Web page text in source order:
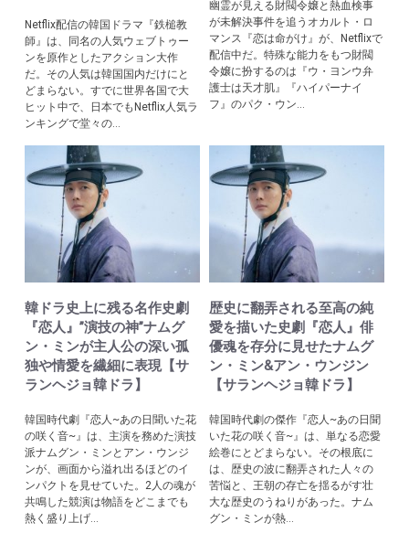
Netflix配信の韓国ドラマ『鉄槌教
師』は、同名の人気ウェブトゥー
ンを原作としたアクション大作
だ。その人気は韓国国内だけにと
どまらない。すでに世界各国で大
ヒット中で、日本でもNetflix人気ラ
ンキングで堂々の...
幽霊が見える財閥令嬢と熱血検事
が未解決事件を追うオカルト・ロ
マンス『恋は命がけ』が、Netflixで
配信中だ。特殊な能力をもつ財閥
令嬢に扮するのは『ウ・ヨンウ弁
護士は天才肌』『ハイパーナイ
フ』のパク・ウン...
韓ドラ史上に残る名作史劇
『恋人』”演技の神”ナムグ
ン・ミンが主人公の深い孤
独や情愛を繊細に表現【サ
ランヘジョ韓ドラ】
韓国時代劇『恋人~あの日聞いた花
の咲く音~』は、主演を務めた演技
派ナムグン・ミンとアン・ウンジ
ンが、画面から溢れ出るほどのイ
ンパクトを見せていた。2人の魂が
共鳴した競演は物語をどこまでも
熱く盛り上げ...
歴史に翻弄される至高の純
愛を描いた史劇『恋人』俳
優魂を存分に見せたナムグ
ン・ミン&アン・ウンジン
【サランヘジョ韓ドラ】
韓国時代劇の傑作『恋人~あの日聞
いた花の咲く音~』は、単なる恋愛
絵巻にとどまらない。その根底に
は、歴史の波に翻弄された人々の
苦悩と、王朝の存亡を揺るがす壮
大な歴史のうねりがあった。ナム
グン・ミンが熱...